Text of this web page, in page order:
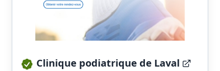
Clinique podiatrique de Laval